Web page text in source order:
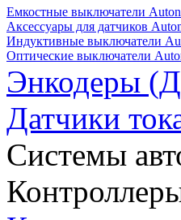
Емкостные выключатели
Аксессуары для датчиков
Индуктивные выключатели
Оптические выключатели
Энкодеры
Датчики
Системы